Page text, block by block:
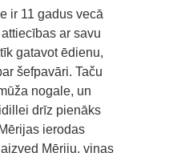
ir 11 gadus vecā
ar savu
gatavot ēdienu,
šefpavāri. Taču
nogale, un
drīz pienāks
ierodas
Mēriju, viņas